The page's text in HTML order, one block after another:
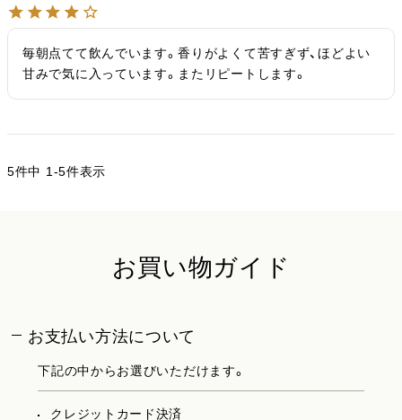
毎朝点てて飲んでいます。香りがよくて苦すぎず、ほどよい
甘みで気に入っています。またリピートします。
5件中 1-5件表示
お買い物ガイド
お支払い方法について
下記の中からお選びいただけます。
クレジットカード決済